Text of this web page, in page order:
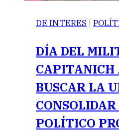
DE INTERES |
DÍA DEL
CAPITANICH
BUSCAR LA
POLÍTICO